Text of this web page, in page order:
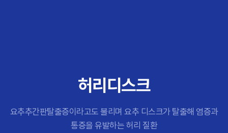
#교통사고후유증 #허리디스크
#추나요법
허리디스크
요추추간판탈출증이라고도 불리며 요추 디스크가 탈출해 염증과
통증을 유발하는 허리 질환